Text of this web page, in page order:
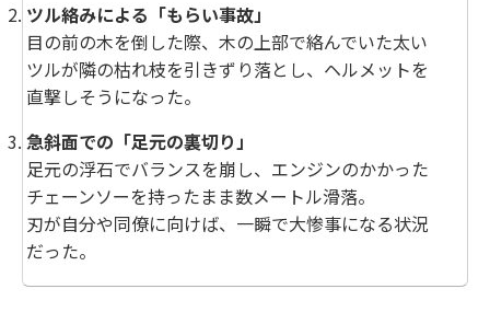
ツル絡みによる「もらい事故」
目の前の木を倒した際、木の上部で絡んでいた太い
ツルが隣の枯れ枝を引きずり落とし、ヘルメットを
直撃しそうになった。
急斜面での「足元の裏切り」
足元の浮石でバランスを崩し、エンジンのかかった
チェーンソーを持ったまま数メートル滑落。
刃が自分や同僚に向けば、一瞬で大惨事になる状況
だった。